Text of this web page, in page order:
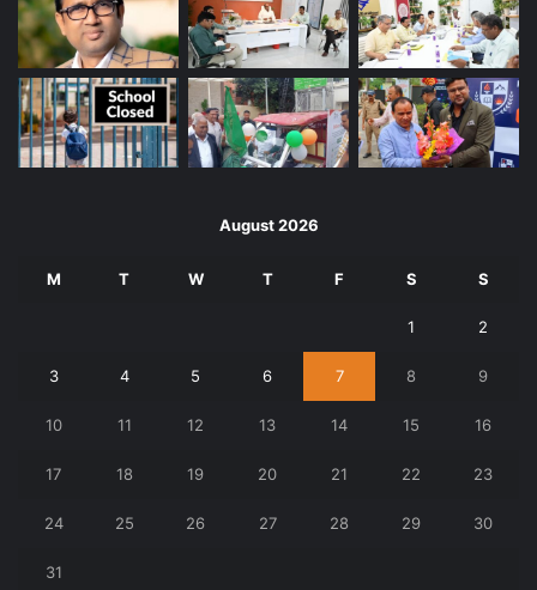
August 2026
M T W T F S S
1 2
3 4 5 6 7 8 9
10 11 12 13 14 15 16
17 18 19 20 21 22 23
24 25 26 27 28 29 30
31